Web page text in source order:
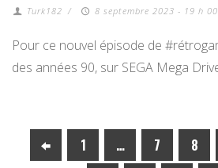
Turk182 / 8 septembre 2023 - 19 h 00
Pour ce nouvel épisode de
des années 90, sur SEGA Mega
1 … 7 8